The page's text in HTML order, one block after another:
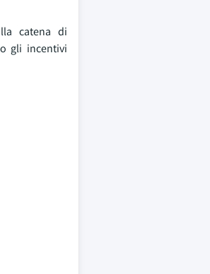
catena di
gli incentivi